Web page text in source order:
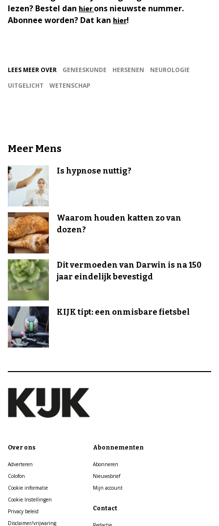
lezen? Bestel dan hierons nieuwste nummer.
Abonnee worden? Dat kan hier!
LEES MEER OVER GENEESKUNDE HERSENEN
NEUROLOGIE
UITGELICHT
WETENSCHAP
Meer Mens
Is hypnose nuttig?
Waarom houden katten zo van
dozen?
Dit vermoeden van Darwin is na 150
jaar eindelijk bevestigd
KIJK tipt: een onmisbare fietsbel
Over ons
Adverteren
Colofon
Cookie informatie
Cookie Instellingen
Privacy beleid
Disclaimer/vrijwaring
Abonnementen
Abonneren
Nieuwsbrief
Mijn account
Contact